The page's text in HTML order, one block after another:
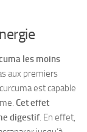
les moins
aux premiers
est capable
Cet effet
digestif. En effet,